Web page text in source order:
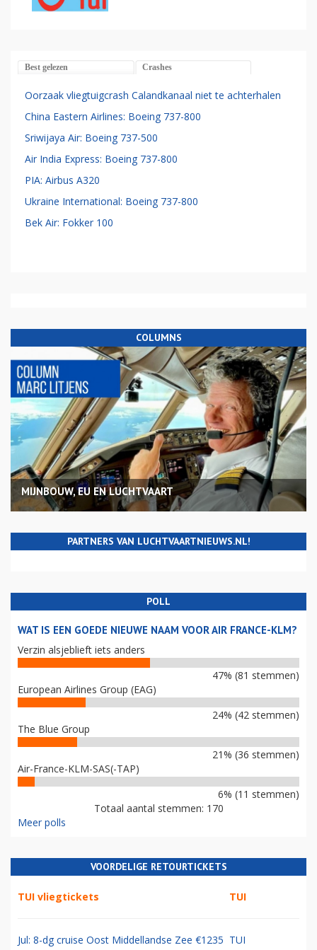
Best gelezen Crashes
Oorzaak vliegtuigcrash Calandkanaal niet te achterhalen
China Eastern Airlines: Boeing 737-800
Sriwijaya Air: Boeing 737-500
Air India Express: Boeing 737-800
PIA: Airbus A320
Ukraine International: Boeing 737-800
Bek Air: Fokker 100
COLUMNS
MIJNBOUW, EU EN LUCHTVAART
PARTNERS VAN LUCHTVAARTNIEUWS.NL!
POLL
WAT IS EEN GOEDE NIEUWE NAAM VOOR AIR FRANCE-KLM?
Verzin alsjeblieft iets anders
47% (81 stemmen)
European Airlines Group (EAG)
24% (42 stemmen)
The Blue Group
21% (36 stemmen)
Air-France-KLM-SAS(-TAP)
6% (11 stemmen)
Totaal aantal stemmen: 170
Meer polls
VOORDELIGE RETOURTICKETS
TUI vliegtickets TUI
Jul: 8-dg cruise Oost Middellandse Zee €1235 TUI